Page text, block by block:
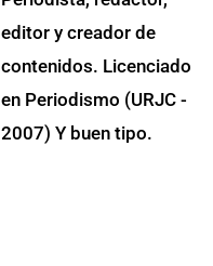
editor y creador de
contenidos. Licenciado
en Periodismo (URJC -
2007) Y buen tipo.